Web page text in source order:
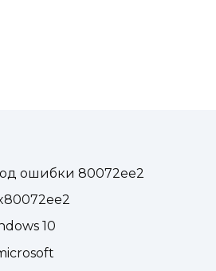
ошибки 80072ee2
10